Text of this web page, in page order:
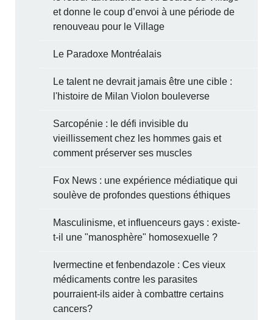
et donne le coup d’envoi à une période de
renouveau pour le Village
Le Paradoxe Montréalais
Le talent ne devrait jamais être une cible :
l'histoire de Milan Violon bouleverse
Sarcopénie : le défi invisible du
vieillissement chez les hommes gais et
comment préserver ses muscles
Fox News : une expérience médiatique qui
soulève de profondes questions éthiques
Masculinisme, et influenceurs gays : existe-
t-il une "manosphère" homosexuelle ?
Ivermectine et fenbendazole : Ces vieux
médicaments contre les parasites
pourraient-ils aider à combattre certains
cancers?